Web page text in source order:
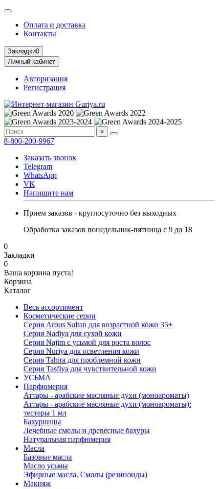
Оплата и доставка
Контакты
Закладки0
Личный кабинет
Авторизация
Регистрация
×
8-800-200-9967
Заказать звонок
Telegram
WhatsApp
VK
Напишите нам
Прием заказов - круглосуточно без выходных
Обработка заказов понедельник-пятница с 9 до 18
0
Закладки
0
Ваша корзина пуста!
Корзина
Каталог
Весь ассортимент
Косметические серии
Серия Arous Sultan для возрастной кожи 35+
Серия Nadiya для сухой кожи
Серия Najim с усьмой для роста волос
Серия Nuriya для осветления кожи
Серия Tahira для проблемной кожи
Серия Tasfiya для чувствительной кожи
УСЬМА
Парфюмерия
Аттары - арабские масляные духи (моноароматы)
Аттары - арабские масляные духи (моноароматы):
тестеры 1 мл
Бахурницы
Лечебные смолы и древесные бахуры
Натуральная парфюмерия
Масла
Базовые масла
Масло усьмы
Эфирные масла. Смолы (резиноиды)
Макияж